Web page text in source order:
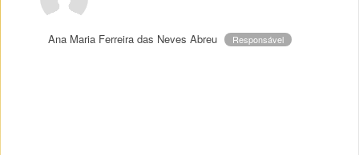
Ana Maria Ferreira das Neves Abreu Responsável